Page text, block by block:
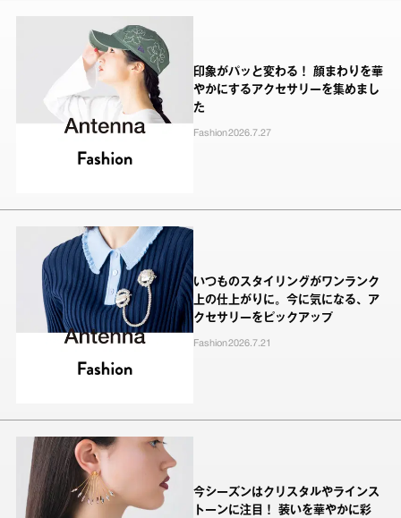
印象がパッと変わる！ 顔まわりを華
やかにするアクセサリーを集めまし
た
Fashion2026.7.27
いつものスタイリングがワンランク
上の仕上がりに。今に気になる、ア
クセサリーをピックアップ
Fashion2026.7.21
今シーズンはクリスタルやラインス
トーンに注目！ 装いを華やかに彩